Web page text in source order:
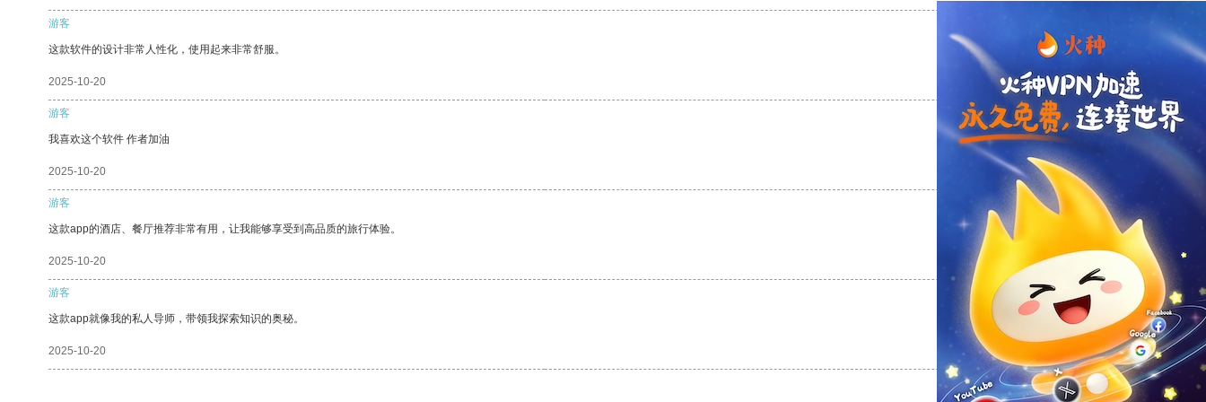
游客
这款软件的设计非常人性化，使用起来非常舒服。
2025-10-20 支持[0] 反对
游客
我喜欢这个软件 作者加油
2025-10-20 支持
游客
这款app的酒店、餐厅推荐非常有用，让我能够享受到高品质的旅行体验。
2025-10-20 反对 [0]
游客
这款app就像我的私人导师，带领我探索知识的奥秘。
2025-10-20 支持[0] 反对[0]